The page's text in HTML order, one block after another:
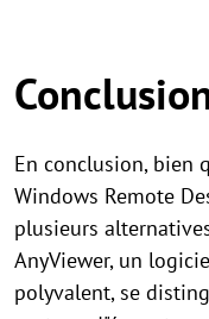
En conclusion, bien
Windows Remote
plusieurs
AnyViewer, un
polyvalent, se